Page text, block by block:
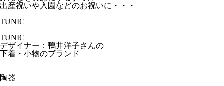
出産祝いや入園などのお祝いに・・・
TUNIC
TUNIC
デザイナー：鴨井洋子さんの
下着・小物のブランド
陶器